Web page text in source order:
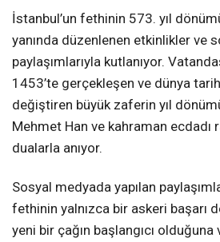
İstanbul’un fethinin 573. yıl
yanında düzenlenen etkinlikler ve
paylaşımlarıyla kutlanıyor.
1453’te gerçekleşen ve dünya
değiştiren büyük zaferin yıl
Mehmet Han ve kahraman ecdadı
dualarla anıyor.
Sosyal medyada yapılan
fethinin yalnızca bir askeri başarı
yeni bir çağın başlangıcı olduğuna